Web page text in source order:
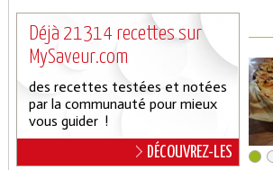
Déjà 21314 recettes sur
MySaveur.com
des recettes testées et notées
par la communauté pour mieux
vous guider !
DÉCOUVREZ-LES